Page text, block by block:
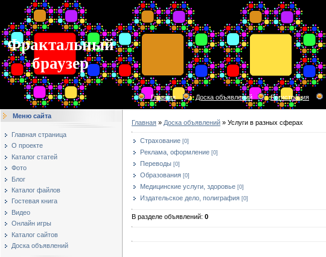
Фрактальный
браузер
Главная Доска объявлений Регистрация
Меню сайта
Главная страница
О проекте
Каталог статей
Фото
Блог
Каталог файлов
Гостевая книга
Видео
Онлайн игры
Каталог сайтов
Доска объявлений
Главная » Доска объявлений » Услуги в разных сферах
Страхование [0]
Реклама, оформление [0]
Переводы [0]
Образования [0]
Медицинские услуги, здоровье [0]
Издательское дело, полиграфия [0]
В разделе объявлений: 0